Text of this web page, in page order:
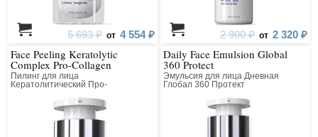
5 693 ₽ от 4 554 ₽ 2 900 ₽ от 2 320 ₽
Face Peeling Keratolytic
Complex Pro-Collagen
Пилинг для лица
Кератолитический Про-
Daily Face Emulsion Global
360 Protect
Эмульсия для лица Дневная
Глобал 360 Протект